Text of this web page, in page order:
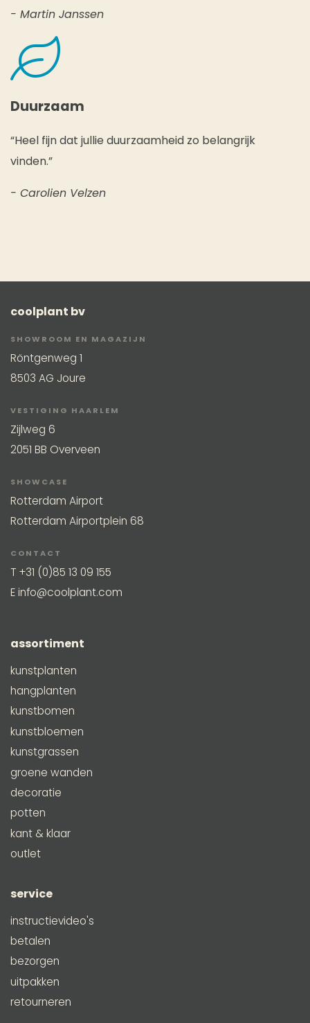
- Martin Janssen
Duurzaam
“Heel fijn dat jullie duurzaamheid zo belangrijk
vinden.”
- Carolien Velzen
coolplant bv
SHOWROOM EN MAGAZIJN
Röntgenweg 1
8503 AG Joure
VESTIGING HAARLEM
Zijlweg 6
2051 BB Overveen
SHOWCASE
Rotterdam Airport
Rotterdam Airportplein 68
CONTACT
T +31 (0)85 13 09 155
Einfo@coolplant.com
assortiment
kunstplanten
hangplanten
kunstbomen
kunstbloemen
kunstgrassen
groene wanden
decoratie
potten
kant & klaar
outlet
service
instructievideo's
betalen
bezorgen
uitpakken
retourneren